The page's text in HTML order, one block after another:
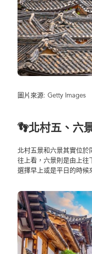
圖片來源: Getty Images
👣北村五、六
北村五景和六景其實位於
往上看，六景則是由上往
選擇早上或是平日的時候